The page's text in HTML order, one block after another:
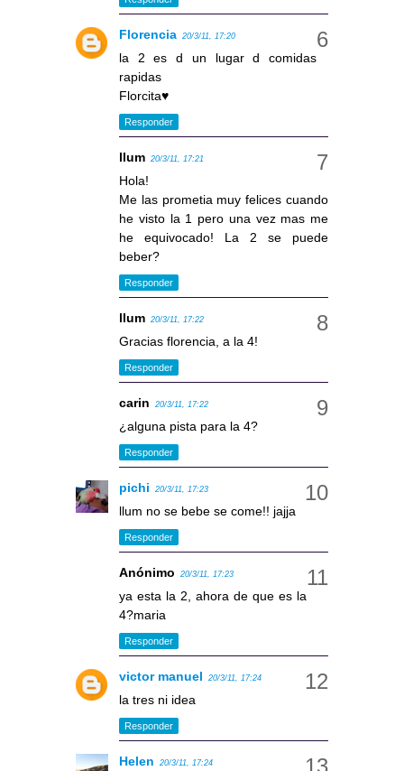
Florencia 20/3/11, 17:20
la 2 es d un lugar d comidas
rapidas
Florcita♥
Responder
llum 20/3/11, 17:21
Hola!
Me las prometia muy felices cuando
he visto la 1 pero una vez mas me
he equivocado! La 2 se puede
beber?
Responder
llum 20/3/11, 17:22
Gracias florencia, a la 4!
Responder
carin 20/3/11, 17:22
¿alguna pista para la 4?
Responder
pichi 20/3/11, 17:23
llum no se bebe se come!! jajja
Responder
Anónimo 20/3/11, 17:23
ya esta la 2, ahora de que es la
4?maria
Responder
victor manuel 20/3/11, 17:24
la tres ni idea
Responder
Helen 20/3/11, 17:24